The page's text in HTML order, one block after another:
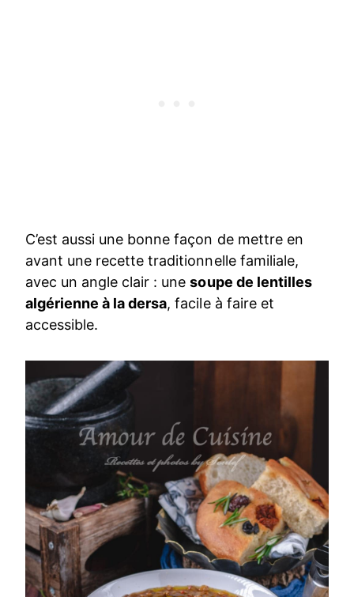
C’est aussi une bonne façon de mettre en
avant une recette traditionnelle familiale,
avec un angle clair : unesoupe de lentilles
algérienne à la dersa, facile à faire et
accessible.